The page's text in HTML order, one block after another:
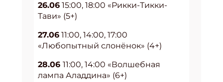
26.06 15:00, 18:00 «Рикки-Тикки-
Тави» (5+)
27.06 11:00, 14:00, 17:00
«Любопытный слонёнок» (4+)
28.06 11:00, 14:00 «Волшебная
лампа Аладдина» (6+)